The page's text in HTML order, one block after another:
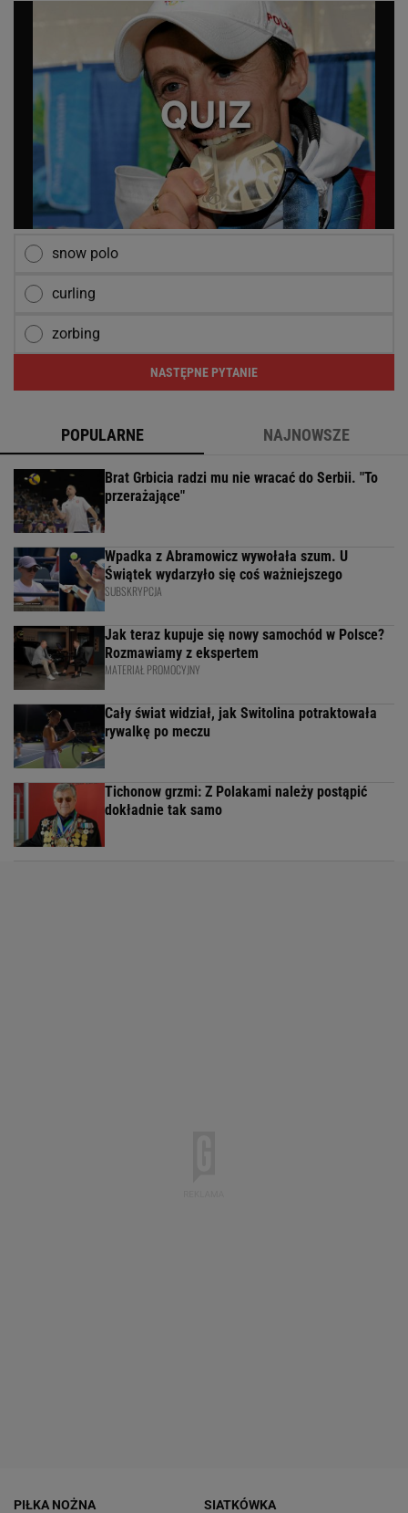
snow polo
curling
zorbing
NASTĘPNE PYTANIE
POPULARNE NAJNOWSZE
Brat Grbicia radzi mu nie wracać do Serbii. "To
przerażające"
Wpadka z Abramowicz wywołała szum. U
Świątek wydarzyło się coś ważniejszego
SUBSKRYPCJA
Jak teraz kupuje się nowy samochód w Polsce?
Rozmawiamy z ekspertem
MATERIAŁ PROMOCYJNY
Cały świat widział, jak Switolina potraktowała
rywalkę po meczu
Tichonow grzmi: Z Polakami należy postąpić
dokładnie tak samo
PIŁKA NOŻNA SIATKÓWKA